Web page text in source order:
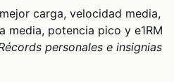
carga, velocidad media,
media, potencia pico y e1RM
personales e insignias